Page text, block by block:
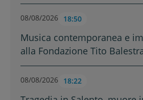
08/08/2026 18:50
Musica contemporanea e
alla Fondazione Tito
08/08/2026 18:22